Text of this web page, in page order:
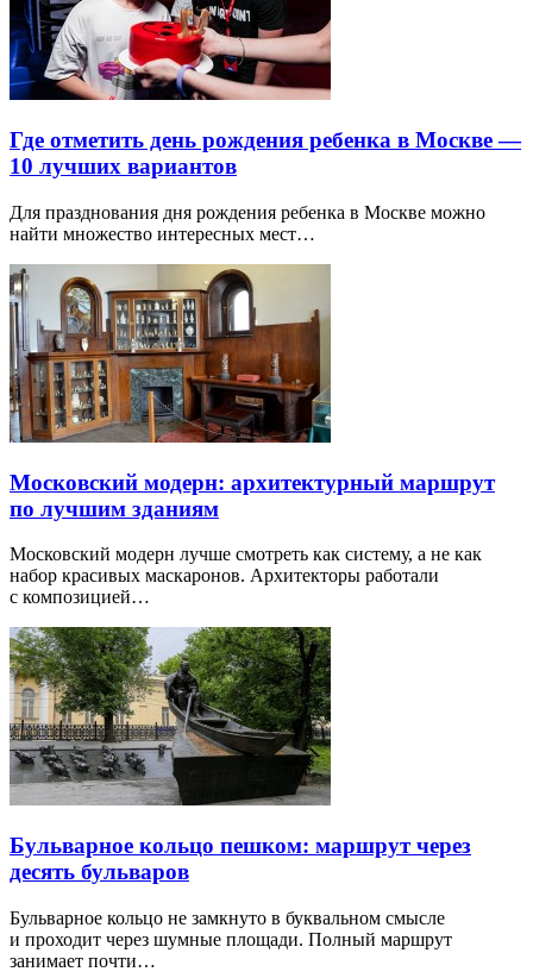
Где отметить день рождения ребенка в Москве —
10 лучших вариантов
Для празднования дня рождения ребенка в Москве можно
найти множество интересных мест…
Московский модерн: архитектурный маршрут
по лучшим зданиям
Московский модерн лучше смотреть как систему, а не как
набор красивых маскаронов. Архитекторы работали
с композицией…
Бульварное кольцо пешком: маршрут через
десять бульваров
Бульварное кольцо не замкнуто в буквальном смысле
и проходит через шумные площади. Полный маршрут
занимает почти…